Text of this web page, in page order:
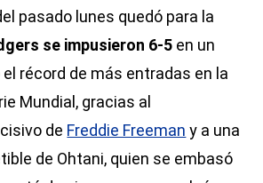
pasado lunes quedó para la
se impusieron 6-5 en un
récord de más entradas en la
Mundial, gracias al
de Freddie Freeman y a una
de Ohtani, quien se embasó